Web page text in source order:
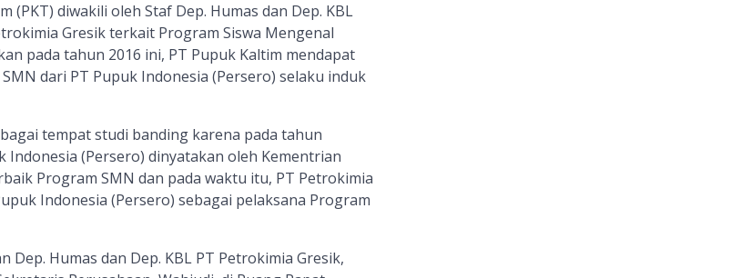
(PKT) diwakili oleh Staf Dep. Humas dan Dep. KBL
Gresik terkait Program Siswa Mengenal
pada tahun 2016 ini, PT Pupuk Kaltim mendapat
dari PT Pupuk Indonesia (Persero) selaku induk
tempat studi banding karena pada tahun
Indonesia (Persero) dinyatakan oleh Kementrian
Program SMN dan pada waktu itu, PT Petrokimia
Indonesia (Persero) sebagai pelaksana Program
Dep. Humas dan Dep. KBLPT Petrokimia Gresik,